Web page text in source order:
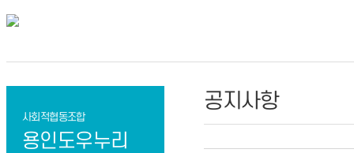
사회적협동조합
용인도우누리
공지사항